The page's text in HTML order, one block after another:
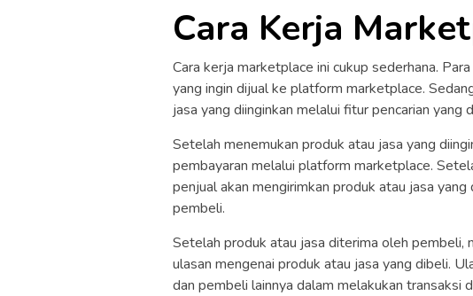
Cara Kerja
Cara kerja marketplace ini cukup sederhana.
yang ingin dijual ke platform marketplace.
jasa yang diinginkan melalui fitur pencarian yang
Setelah menemukan produk atau jasa yang
pembayaran melalui platform marketplace.
penjual akan mengirimkan produk atau jasa
pembeli.
Setelah produk atau jasa diterima oleh pembeli,
ulasan mengenai produk atau jasa yang dibeli.
dan pembeli lainnya dalam melakukan transaksi